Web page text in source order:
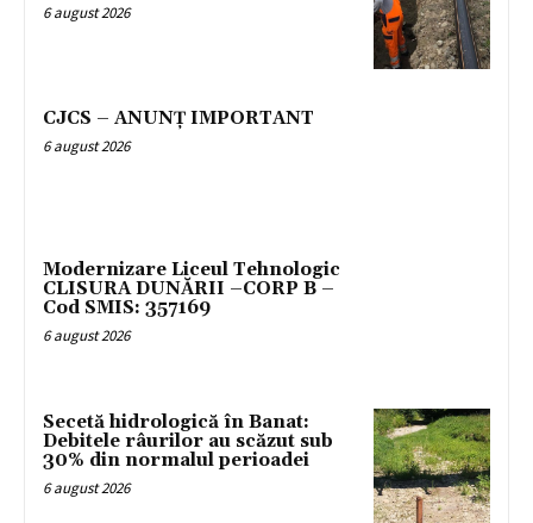
6 august 2026
CJCS – ANUNȚ IMPORTANT
6 august 2026
Modernizare Liceul Tehnologic
CLISURA DUNĂRII –CORP B –
Cod SMIS: 357169
6 august 2026
Secetă hidrologică în Banat:
Debitele râurilor au scăzut sub
30% din normalul perioadei
6 august 2026